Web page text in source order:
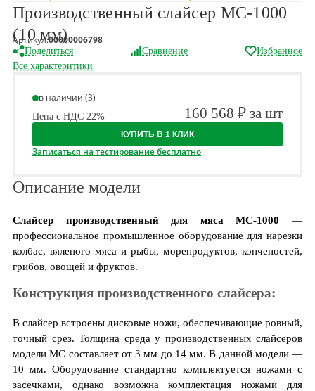
Производственный слайсер MC-1000
(10 мм)
Артикул:00000006798
Поделиться Сравнение
Избранное
Все характеритики
в наличии (3)
Цена с НДС 22% 160 568 ₽ за шт
КУПИТЬ В 1 КЛИК
Записаться на тестирование бесплатно
Описание модели
Слайсер производственный для мяса МС-1000 —
профессиональное промышленное оборудование для нарезки
колбас, вяленого мяса и рыбы, морепродуктов, копченостей,
грибов, овощей и фруктов.
Конструкция производственного слайсера:
В слайсер встроены дисковые ножи, обеспечивающие ровный,
точный срез. Толщина среда у производственных слайсеров
модели МС составляет от 3 мм до 14 мм. В данной модели —
10 мм. Оборудование стандартно комплектуется ножами с
засечками, однако возможна комплектация ножами для